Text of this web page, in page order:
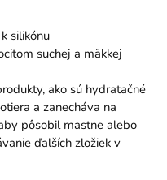
silikónu
suchej a mäkkej
ako sú hydratačné
a zanecháva na
pôsobil mastne alebo
ďalších zložiek v